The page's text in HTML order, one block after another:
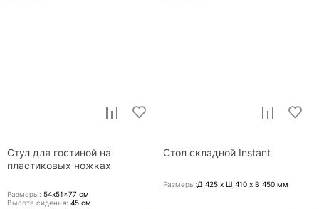
Стул для гостиной на
пластиковых ножках
Размеры: 54x51x77 см
Высота сиденья: 45 см
Стол складной Instant
Размеры:Д:425 x Ш:410 x В:450 мм